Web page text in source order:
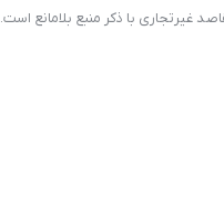
غیرتجاری با ذکر منبع بلامانع است.